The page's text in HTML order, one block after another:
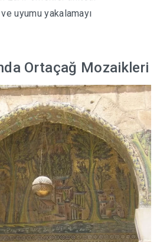
uyumu yakalamayı
Ortaçağ Mozaikleri